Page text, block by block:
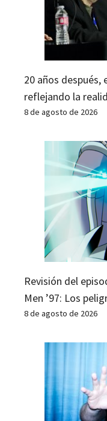
20 años
reflejando la
8 de agosto de 2026
Revisión del
Men ’97: Los
8 de agosto de 2026